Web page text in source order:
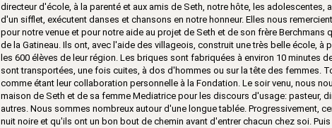
directeur d'école, à la parenté et aux amis de Seth, notre hôte, les adolescentes,
d'un sifflet, exécutent danses et chansons en notre honneur. Elles nous
pour notre venue et pour notre aide au projet de Seth et de son frère Berchmans
de la Gatineau. Ils ont, avec l'aide des villageois, construit une très belle école, à
les 600 élèves de leur région. Les briques sont fabriquées à environ 10 minutes
sont transportées, une fois cuites, à dos d'hommes ou sur la tête des femmes.
comme étant leur collaboration personnelle à la Fondation. Le soir venu, nous
maison de Seth et de sa femme Mediatrice pour les discours d'usage: pasteur,
autres. Nous sommes nombreux autour d'une longue tablée. Progressivement,
nuit noire et qu'ils ont un bon bout de chemin avant d'entrer chacun chez soi.